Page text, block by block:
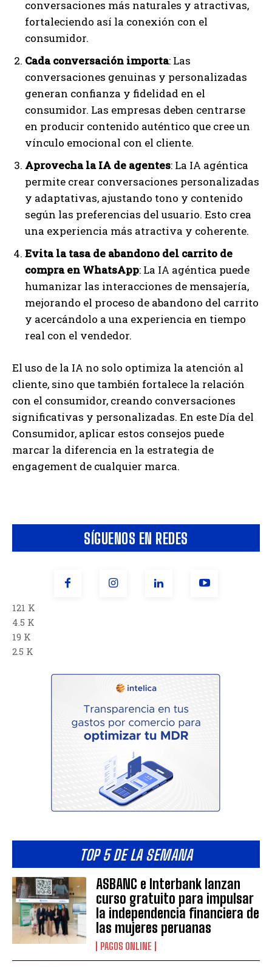
SÍGUENOS EN REDES
121 K
4.5 K
19 K
2.5 K
TOP 5 DE LA SEMANA
ASBANC e Interbank lanzan
curso gratuito para impulsar
la independencia financiera de
las mujeres peruanas
PAGOS ONLINE
conversaciones más naturales y atractivas,
fortaleciendo así la conexión con el
consumidor.
Cada conversación importa: Las
conversaciones genuinas y personalizadas
generan confianza y fidelidad en el
consumidor. Las empresas deben centrarse
en producir contenido auténtico que cree un
vínculo emocional con el cliente.
Aprovecha la IA de agentes: La IA agéntica
permite crear conversaciones personalizadas
y adaptativas, ajustando tono y contenido
según las preferencias del usuario. Esto crea
una experiencia más atractiva y coherente.
Evita la tasa de abandono del carrito de
compra en WhatsApp: La IA agéntica puede
humanizar las interacciones de mensajería,
mejorando el proceso de abandono del carrito
y acercándolo a una experiencia en tiempo
real con el vendedor.
El uso de la IA no solo optimiza la atención al
cliente, sino que también fortalece la relación
con el consumidor, creando conversaciones
significativas y personalizadas. En este Día del
Consumidor, aplicar estos consejos puede
marcar la diferencia en la estrategia de
engagement de cualquier marca.